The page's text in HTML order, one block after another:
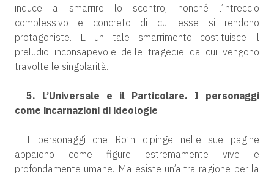
induce a smarrire lo scontro, nonché l’intreccio
complessivo e concreto di cui esse si rendono
protagoniste. E un tale smarrimento costituisce il
preludio inconsapevole delle tragedie da cui vengono
travolte le singolarità.
5. L’Universale e il Particolare. I personaggi
come incarnazioni di ideologie
I personaggi che Roth dipinge nelle sue pagine
appaiono come figure estremamente vive e
profondamente umane. Ma esiste un’altra ragione per la